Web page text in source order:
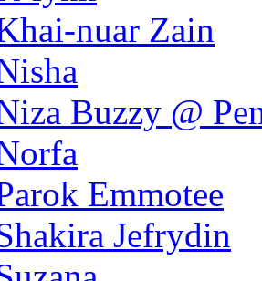
nuar Zain
Buzzy @
Emmotee
Jefrydin